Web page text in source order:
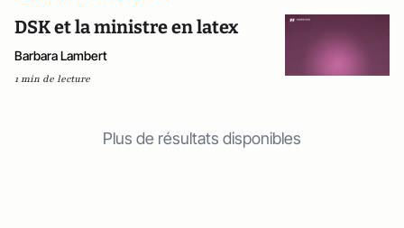
DSK et la ministre en latex
Barbara Lambert
1 min de lecture
Plus de résultats disponibles